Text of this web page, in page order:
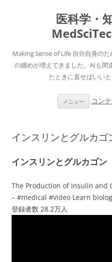
医科学・
Making Sense of Life 自分自身の
の纏めが増えてきました。AIも間
たときに直せばいい
メニュー コン
インスリンとグルカゴ
インスリンとグルカゴン
The Production of Insulin and
– #medical #video Learn
登録者数 28.2万人